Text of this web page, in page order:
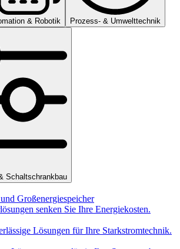
& Robotik Prozess- & Umwelttechnik
Schaltschrankbau
Großenergiespeicher
senken Sie Ihre Energiekosten.
Lösungen für Ihre Starkstromtechnik.